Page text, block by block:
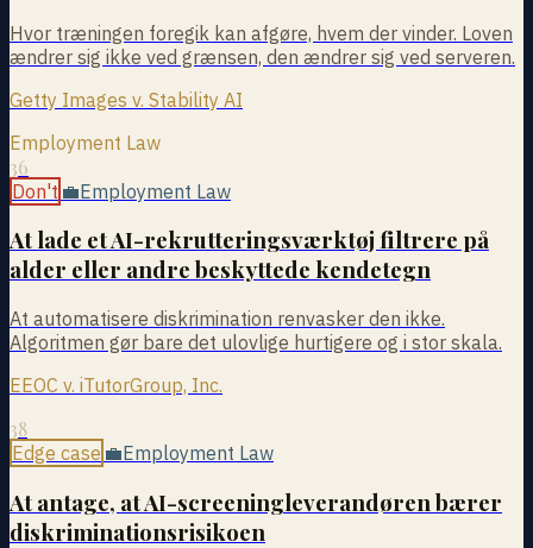
Hvor træningen foregik kan afgøre, hvem der vinder. Loven
ændrer sig ikke ved grænsen, den ændrer sig ved serveren.
Getty Images v. Stability AI
Employment Law
36
Don't 💼Employment Law
At lade et AI-rekrutteringsværktøj filtrere på
alder eller andre beskyttede kendetegn
At automatisere diskrimination renvasker den ikke.
Algoritmen gør bare det ulovlige hurtigere og i stor skala.
EEOC v. iTutorGroup, Inc.
38
Edge case 💼Employment Law
At antage, at AI-screeningleverandøren bærer
diskriminationsrisikoen